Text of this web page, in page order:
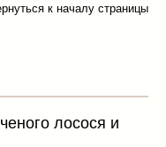
к началу страницы
лосося и